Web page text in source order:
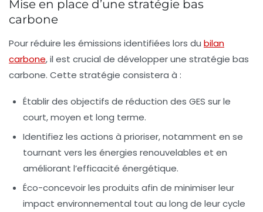
Mise en place d’une stratégie bas
carbone
Pour réduire les émissions identifiées lors du bilan
carbone, il est crucial de développer une stratégie bas
carbone. Cette stratégie consistera à :
Établir des objectifs de réduction des GES sur le
court, moyen et long terme.
Identifiez les actions à prioriser, notamment en se
tournant vers les énergies renouvelables et en
améliorant l’efficacité énergétique.
Éco-concevoir les produits afin de minimiser leur
impact environnemental tout au long de leur cycle